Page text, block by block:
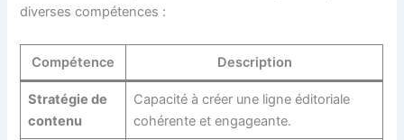
diverses compétences :
Compétence Description
Stratégie de
contenu
Capacité à créer une ligne éditoriale
cohérente et engageante.